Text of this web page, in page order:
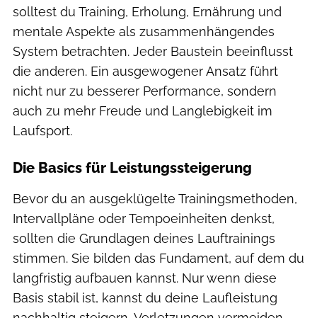
solltest du Training, Erholung, Ernährung und
mentale Aspekte als zusammenhängendes
System betrachten. Jeder Baustein beeinflusst
die anderen. Ein ausgewogener Ansatz führt
nicht nur zu besserer Performance, sondern
auch zu mehr Freude und Langlebigkeit im
Laufsport.
Die Basics für Leistungssteigerung
Bevor du an ausgeklügelte Trainingsmethoden,
Intervallpläne oder Tempoeinheiten denkst,
sollten die Grundlagen deines Lauftrainings
stimmen. Sie bilden das Fundament, auf dem du
langfristig aufbauen kannst. Nur wenn diese
Basis stabil ist, kannst du deine Laufleistung